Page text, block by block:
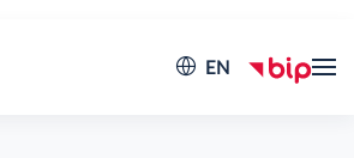
EN